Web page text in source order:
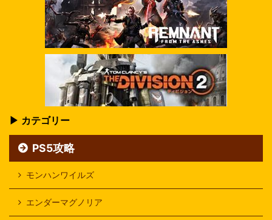
▶ カテゴリー
PS5攻略
モンハンワイルズ
エンダーマグノリア